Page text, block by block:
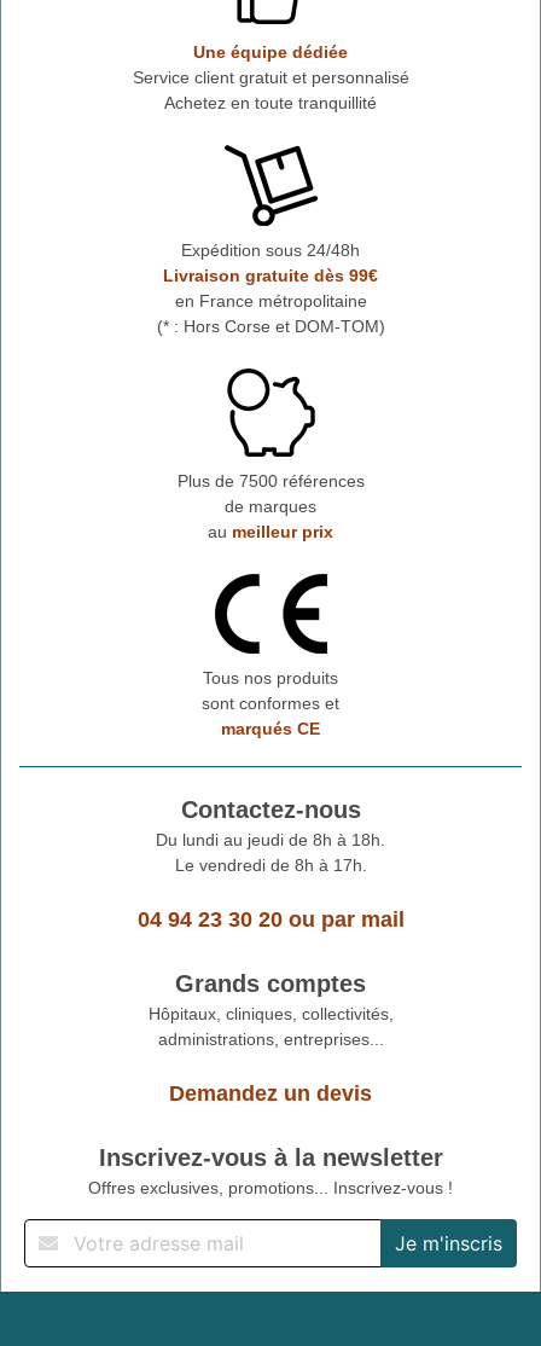
Une équipe dédiée
Service client gratuit et personnalisé
Achetez en toute tranquillité
Expédition sous 24/48h
Livraison gratuite dès 99€
en France métropolitaine
(* : Hors Corse et DOM-TOM)
Plus de 7500 références
de marques
au meilleur prix
Tous nos produits
sont conformes et
marqués CE
Contactez-nous
Du lundi au jeudi de 8h à 18h.
Le vendredi de 8h à 17h.
04 94 23 30 20ou par mail
Grands comptes
Hôpitaux, cliniques, collectivités,
administrations, entreprises...
Demandez un devis
Inscrivez-vous à la newsletter
Offres exclusives, promotions... Inscrivez-vous !